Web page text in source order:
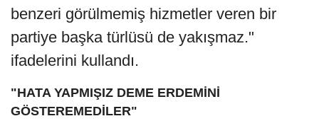
benzeri görülmemiş hizmetler veren bir
partiye başka türlüsü de yakışmaz."
ifadelerini kullandı.
"HATA YAPMIŞIZ DEME ERDEMİNİ
GÖSTEREMEDİLER"